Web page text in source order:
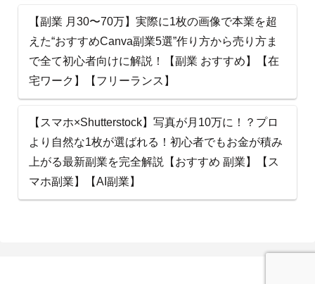
【副業 月30〜70万】実際に1枚の画像で本業を超
えた“おすすめCanva副業5選”作り方から売り方ま
で全て初心者向けに解説！【副業 おすすめ】【在
宅ワーク】【フリーランス】
【スマホ×Shutterstock】写真が月10万に！？プロ
より自然な1枚が選ばれる！初心者でもお金が積み
上がる最新副業を完全解説【おすすめ 副業】【ス
マホ副業】【AI副業】